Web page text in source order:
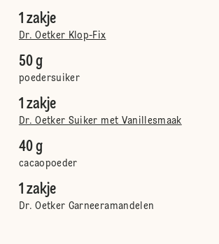
1 zakje
Dr. Oetker Klop-Fix
50 g
poedersuiker
1 zakje
Dr. Oetker Suiker met Vanillesmaak
40 g
cacaopoeder
1 zakje
Dr. Oetker Garneeramandelen